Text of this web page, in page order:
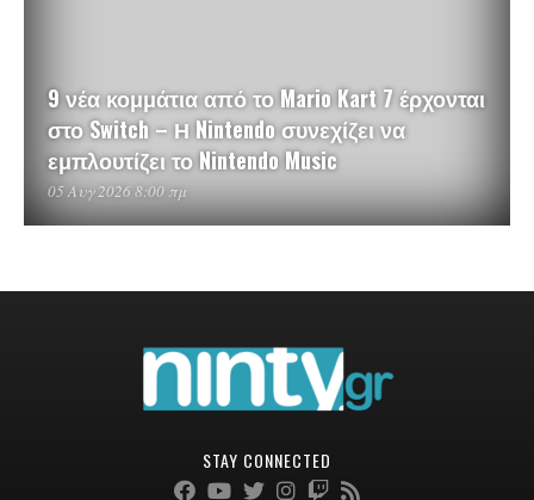
9 νέα κομμάτια από το Mario Kart 7 έρχονται
στο Switch – Η Nintendo συνεχίζει να
εμπλουτίζει το Nintendo Music
05 Αυγ 2026 8:00 πμ
STAY CONNECTED